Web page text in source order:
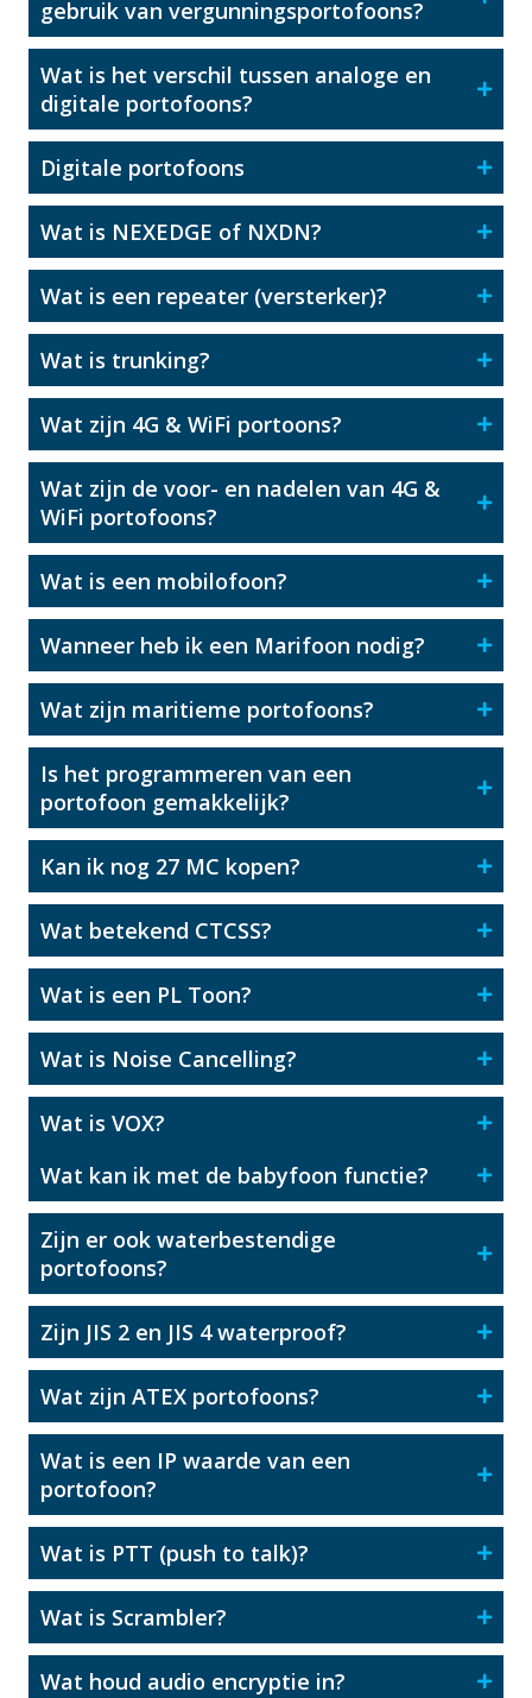
gebruik van vergunningsportofoons?
Wat is het verschil tussen analoge en
digitale portofoons?
Digitale portofoons
Wat is NEXEDGE of NXDN?
Wat is een repeater (versterker)?
Wat is trunking?
Wat zijn 4G & WiFi portoons?
Wat zijn de voor- en nadelen van 4G &
WiFi portofoons?
Wat is een mobilofoon?
Wanneer heb ik een Marifoon nodig?
Wat zijn maritieme portofoons?
Is het programmeren van een
portofoon gemakkelijk?
Kan ik nog 27 MC kopen?
Wat betekend CTCSS?
Wat is een PL Toon?
Wat is Noise Cancelling?
Wat is VOX?
Wat kan ik met de babyfoon functie?
Zijn er ook waterbestendige
portofoons?
Zijn JIS 2 en JIS 4 waterproof?
Wat zijn ATEX portofoons?
Wat is een IP waarde van een
portofoon?
Wat is PTT (push to talk)?
Wat is Scrambler?
Wat houd audio encryptie in?